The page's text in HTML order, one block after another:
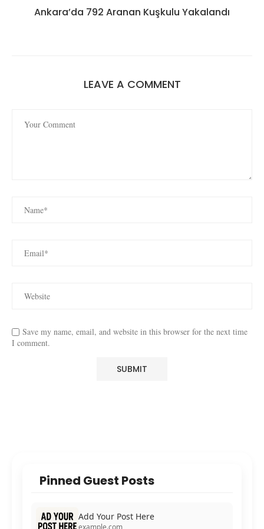
Ankara’da 792 Aranan Kuşkulu Yakalandı
LEAVE A COMMENT
Save my name, email, and website in this browser for the next time
I comment.
Pinned Guest Posts
Add Your Post Here
example.com